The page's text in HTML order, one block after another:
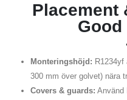
Monteringshöjd:
300 mm över golvet) nära
Covers & guards: Använd